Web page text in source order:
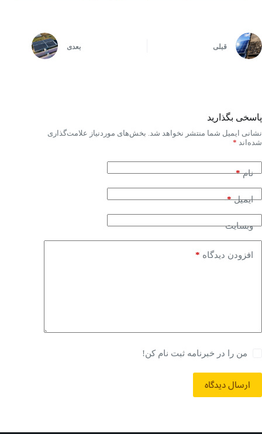
قبلی بعدی
پاسخی بگذارید
نشانی ایمیل شما منتشر نخواهد شد. بخش‌های موردنیاز علامت‌گذاری
شده‌اند *
نام*
ایمیل*
وبسایت
افزودن دیدگاه *
من را در خبرنامه ثبت نام کن!
ارسال دیدگاه